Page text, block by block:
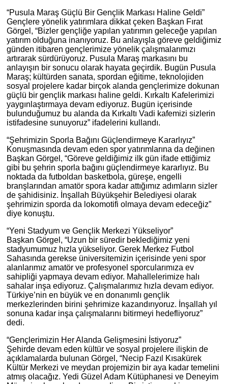
“Pusula Maraş Güçlü Bir Gençlik Markası Haline Geldi”
Gençlere yönelik yatırımlara dikkat çeken Başkan Fırat
Görgel, “Bizler gençliğe yapılan yatırımın geleceğe yapılan
yatırım olduğuna inanıyoruz. Bu anlayışla göreve geldiğimiz
günden itibaren gençlerimize yönelik çalışmalarımızı
artırarak sürdürüyoruz. Pusula Maraş markasını bu
anlayışın bir sonucu olarak hayata geçirdik. Bugün Pusula
Maraş; kültürden sanata, spordan eğitime, teknolojiden
sosyal projelere kadar birçok alanda gençlerimize dokunan
güçlü bir gençlik markası haline geldi. Kırkaltı Kafelerimizi
yaygınlaştırmaya devam ediyoruz. Bugün içerisinde
bulunduğumuz bu alanda da Kırkaltı Vadi kafemizi sizlerin
istifadesine sunuyoruz” ifadelerini kullandı.
“Şehrimizin Sporla Bağını Güçlendirmeye Kararlıyız”
Konuşmasında devam eden spor yatırımlarına da değinen
Başkan Görgel, “Göreve geldiğimiz ilk gün ifade ettiğimiz
gibi bu şehrin sporla bağını güçlendirmeye kararlıyız. Bu
noktada da futboldan basketbola, güreşe, engelli
branşlarından amatör spora kadar attığımız adımların sizler
de şahidisiniz. İnşallah Büyükşehir Belediyesi olarak
şehrimizin sporda da lokomotifi olmaya devam edeceğiz”
diye konuştu.
“Yeni Stadyum ve Gençlik Merkezi Yükseliyor”
Başkan Görgel, “Uzun bir süredir beklediğimiz yeni
stadyumumuz hızla yükseliyor. Gerek Merkez Futbol
Sahasında gerekse üniversitemizin içerisinde yeni spor
alanlarımız amatör ve profesyonel sporcularımıza ev
sahipliği yapmaya devam ediyor. Mahallelerimize halı
sahalar inşa ediyoruz. Çalışmalarımız hızla devam ediyor.
Türkiye’nin en büyük ve en donanımlı gençlik
merkezlerinden birini şehrimize kazandırıyoruz. İnşallah yıl
sonuna kadar inşa çalışmalarını bitirmeyi hedefliyoruz”
dedi.
“Gençlerimizin Her Alanda Gelişmesini İstiyoruz”
Şehirde devam eden kültür ve sosyal projelere ilişkin de
açıklamalarda bulunan Görgel, “Necip Fazıl Kısakürek
Kültür Merkezi ve meydan projemizin bir aya kadar temelini
atmış olacağız. Yedi Güzel Adam Kütüphanesi ve Deneyim